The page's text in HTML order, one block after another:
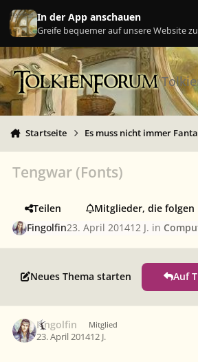
Zu Inhalt springen
In der App anschauen
Greife bequemer auf unsere Website
Startseite Es muss nicht immer
Tengwar (Fonts)
Teilen
Mitglieder, die folgen
Fingolfin23. April 201412 J. in
Neues Thema starten Auf
Fingolfin Mitglied
23. April 201412 J.